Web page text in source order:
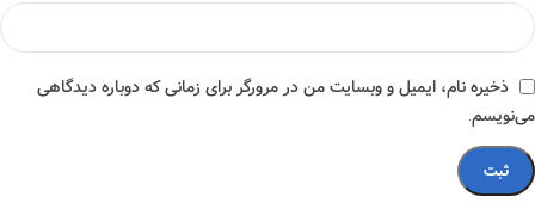
ذخیره نام، ایمیل و وبسایت من در مرورگر برای زمانی که دوباره دیدگاهی
می‌نویسم.